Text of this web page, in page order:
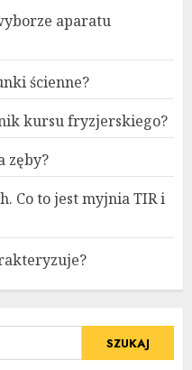
aparatu
ścienne?
kursu fryzjerskiego?
zęby?
Co to jest myjnia TIR i